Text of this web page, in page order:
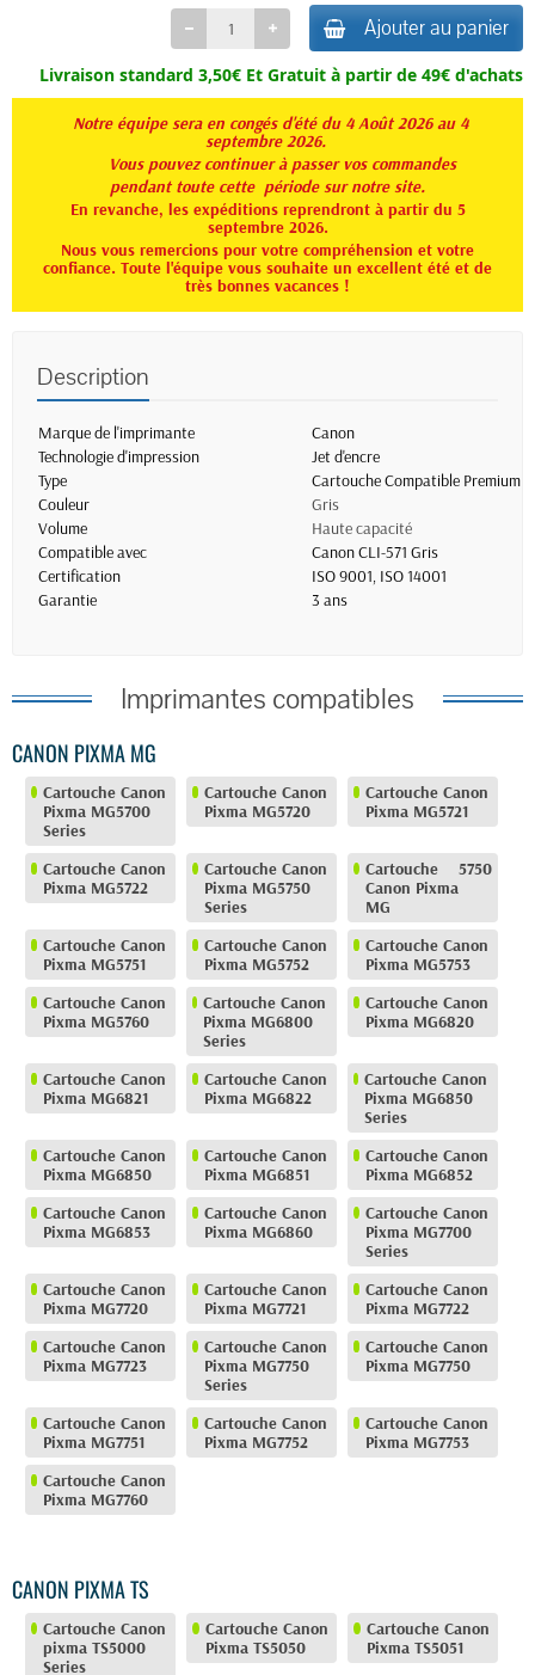
Ajouter au panier
Livraison standard 3,50€ Et Gratuit à partir de 49€ d'achats
Notre équipe sera en congés d'été du 4 Août 2026 au 4
septembre 2026.
Vous pouvez continuer à passer vos commandes
pendant toute cette période sur notre site.
En revanche, les expéditions reprendront à partir du 5
septembre 2026.
Nous vous remercions pour votre compréhension et votre
confiance. Toute l'équipe vous souhaite un excellent été et de
très bonnes vacances !
Description
Marque de l'imprimante
Canon
Technologie d'impression
Jet d'encre
Type
Cartouche Compatible Premium
Couleur
Gris
Volume
Haute capacité
Compatible avec
Canon CLI-571 Gris
Certification
ISO 9001, ISO 14001
Garantie
3 ans
Imprimantes compatibles
CANON PIXMA MG
Cartouche Canon
Pixma MG5700
Series
Cartouche Canon
Pixma MG5720
Cartouche Canon
Pixma MG5721
Cartouche Canon
Pixma MG5722
Cartouche Canon
Pixma MG5750
Series
Cartouche
Canon Pixma
MG
5750
Cartouche Canon
Pixma MG5751
Cartouche Canon
Pixma MG5752
Cartouche Canon
Pixma MG5753
Cartouche Canon
Pixma MG5760
Cartouche Canon
Pixma MG6800
Series
Cartouche Canon
Pixma MG6820
Cartouche Canon
Pixma MG6821
Cartouche Canon
Pixma MG6822
Cartouche Canon
Pixma MG6850
Series
Cartouche Canon
Pixma MG6850
Cartouche Canon
Pixma MG6851
Cartouche Canon
Pixma MG6852
Cartouche Canon
Pixma MG6853
Cartouche Canon
Pixma MG6860
Cartouche Canon
Pixma MG7700
Series
Cartouche Canon
Pixma MG7720
Cartouche Canon
Pixma MG7721
Cartouche Canon
Pixma MG7722
Cartouche Canon
Pixma MG7723
Cartouche Canon
Pixma MG7750
Series
Cartouche Canon
Pixma MG7750
Cartouche Canon
Pixma MG7751
Cartouche Canon
Pixma MG7752
Cartouche Canon
Pixma MG7753
Cartouche Canon
Pixma MG7760
CANON PIXMA TS
Cartouche Canon
pixma TS5000
Series
Cartouche Canon
Pixma TS5050
Cartouche Canon
Pixma TS5051